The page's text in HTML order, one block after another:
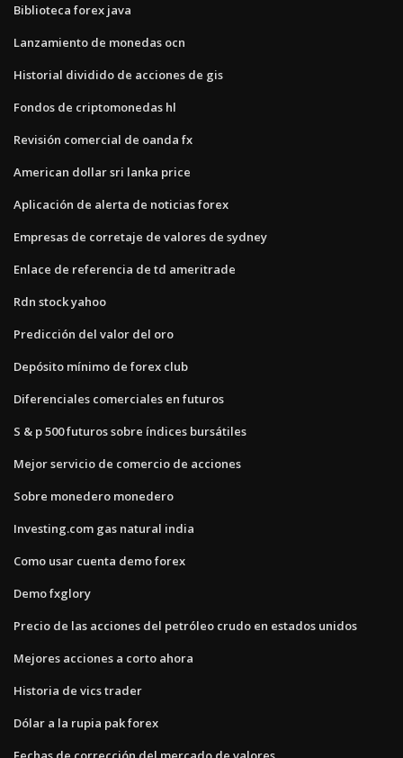
Biblioteca forex java
Lanzamiento de monedas ocn
Historial dividido de acciones de gis
Fondos de criptomonedas hl
Revisión comercial de oanda fx
American dollar sri lanka price
Aplicación de alerta de noticias forex
Empresas de corretaje de valores de sydney
Enlace de referencia de td ameritrade
Rdn stock yahoo
Predicción del valor del oro
Depósito mínimo de forex club
Diferenciales comerciales en futuros
S & p 500 futuros sobre índices bursátiles
Mejor servicio de comercio de acciones
Sobre monedero monedero
Investing.com gas natural india
Como usar cuenta demo forex
Demo fxglory
Precio de las acciones del petróleo crudo en estados unidos
Mejores acciones a corto ahora
Historia de vics trader
Dólar a la rupia pak forex